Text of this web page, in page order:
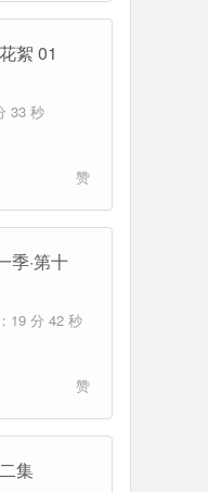
絮 01
33 秒
赞
季·第十
19 分 42 秒
赞
集